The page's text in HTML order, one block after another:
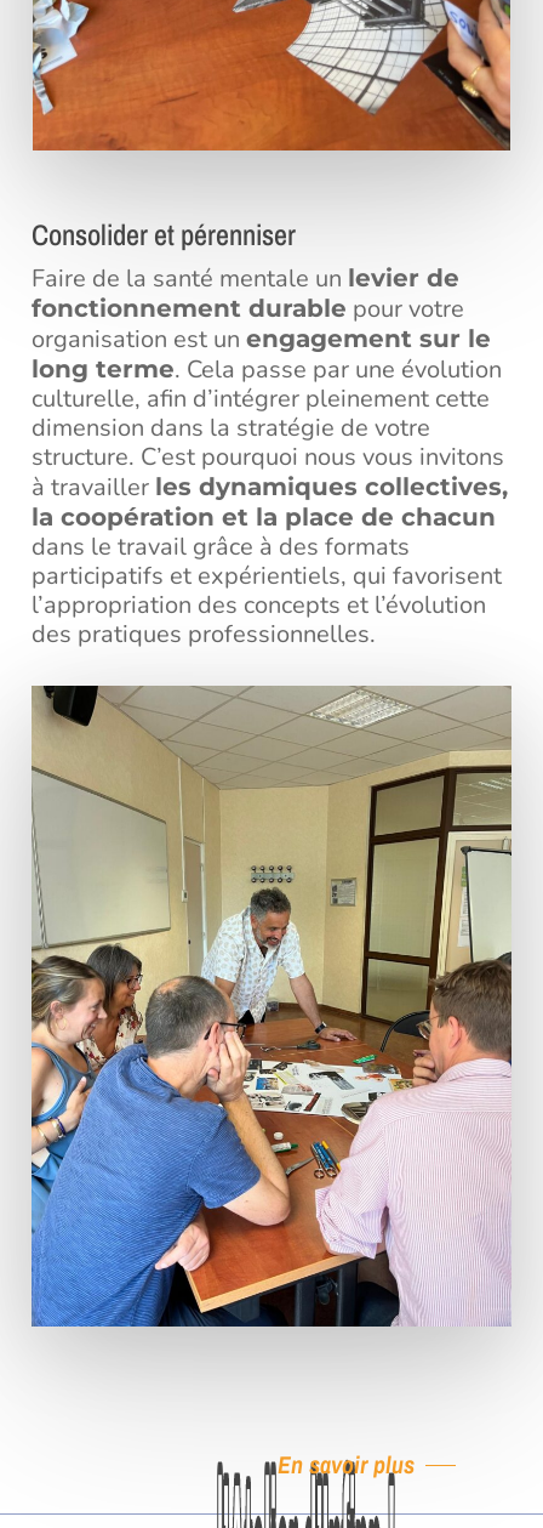
Consolider et pérenniser
Faire de la santé mentale un levier de
fonctionnement durable pour votre
organisation est un engagement sur le
long terme. Cela passe par une évolution
culturelle, afin d’intégrer pleinement cette
dimension dans la stratégie de votre
structure. C’est pourquoi nous vous invitons
à travailler les dynamiques collectives,
la coopération et la place de chacun
dans le travail grâce à des formats
participatifs et expérientiels, qui favorisent
l’appropriation des concepts et l’évolution
des pratiques professionnelles.
En savoir plus